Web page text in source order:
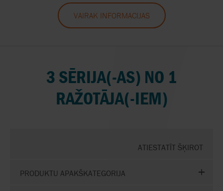
VAIRĀK INFORMĀCIJAS
3 SĒRIJA(-AS) NO 1
RAŽOTĀJA(-IEM)
ATIESTATĪT ŠĶIROT
PRODUKTU APAKŠKATEGORIJA